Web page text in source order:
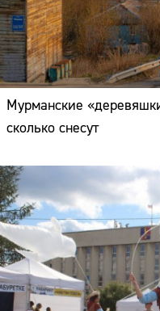
Мурманские
сколько снесут